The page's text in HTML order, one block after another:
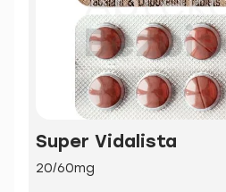
Super Vidalista
20/60mg